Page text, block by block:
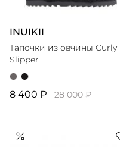
INUIKII
Тапочки из овчины Curly
Slipper
8 400 ₽ 28 000 ₽